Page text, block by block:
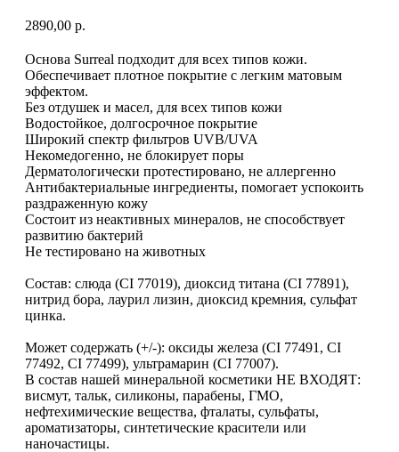
2890,00 р.
Основа Surreal подходит для всех типов кожи.
Обеспечивает плотное покрытие с легким матовым
эффектом.
Без отдушек и масел, для всех типов кожи
Водостойкое, долгосрочное покрытие
Широкий спектр фильтров UVB/UVA
Некомедогенно, не блокирует поры
Дерматологически протестировано, не аллергенно
Антибактериальные ингредиенты, помогает успокоить
раздраженную кожу
Состоит из неактивных минералов, не способствует
развитию бактерий
Не тестировано на животных
Состав: слюда (CI 77019), диоксид титана (CI 77891),
нитрид бора, лаурил лизин, диоксид кремния, сульфат
цинка.
Может содержать (+/-): оксиды железа (CI 77491, CI
77492, CI 77499), ультрамарин (CI 77007).
В состав нашей минеральной косметики НЕ ВХОДЯТ:
висмут, тальк, силиконы, парабены, ГМО,
нефтехимические вещества, фталаты, сульфаты,
ароматизаторы, синтетические красители или
наночастицы.